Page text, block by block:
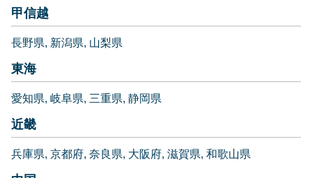
甲信越
長野県 新潟県 山梨県
東海
愛知県 岐阜県 三重県 静岡県
近畿
兵庫県 京都府 奈良県 大阪府 滋賀県 和歌山県